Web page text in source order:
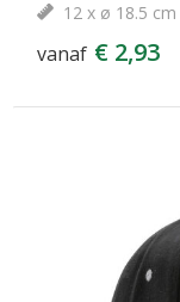
12 x ø 18.5 cm
vanaf € 2,93